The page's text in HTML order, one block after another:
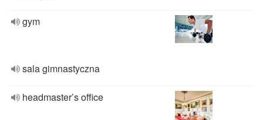
gym
sala gimnastyczna
headmaster’s office